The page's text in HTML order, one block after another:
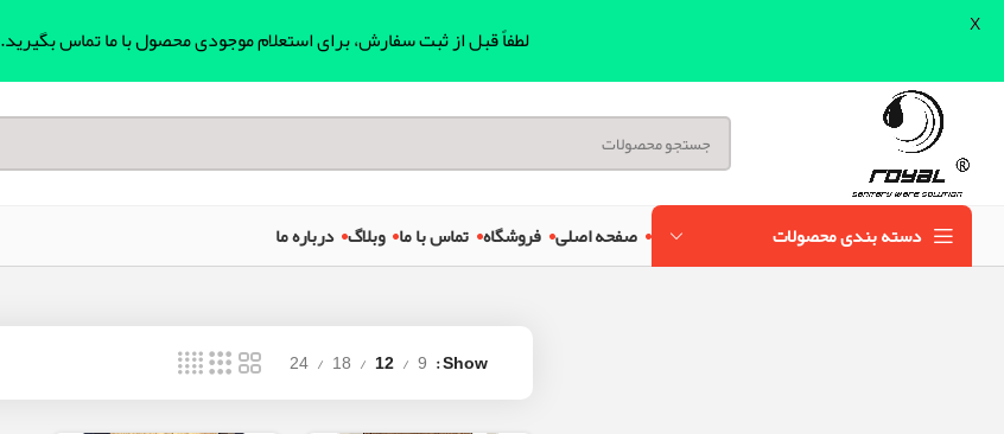
دسته بندی محصولات صفحه اصلی فروشگاه تماس با ما وبلاگ درباره ما
Show
9
12
18
24
لطفاً قبل از ثبت سفارش، برای استعلام موجودی محصول با ما تماس بگیرید. X